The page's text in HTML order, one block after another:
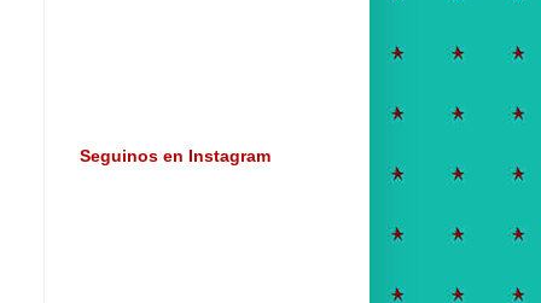
Seguinos en Instagram